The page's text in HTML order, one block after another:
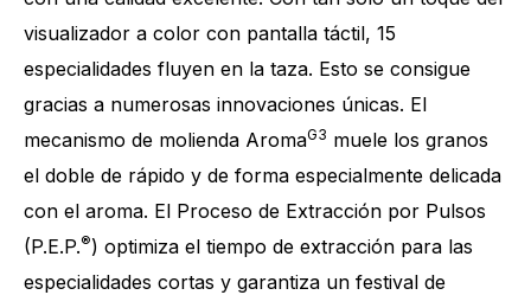
visualizador a color con pantalla táctil, 15
especialidades fluyen en la taza. Esto se consigue
gracias a numerosas innovaciones únicas. El
mecanismo de molienda AromaG3 muele los granos
el doble de rápido y de forma especialmente delicada
con el aroma. El Proceso de Extracción por Pulsos
(P.E.P.®) optimiza el tiempo de extracción para las
especialidades cortas y garantiza un festival de